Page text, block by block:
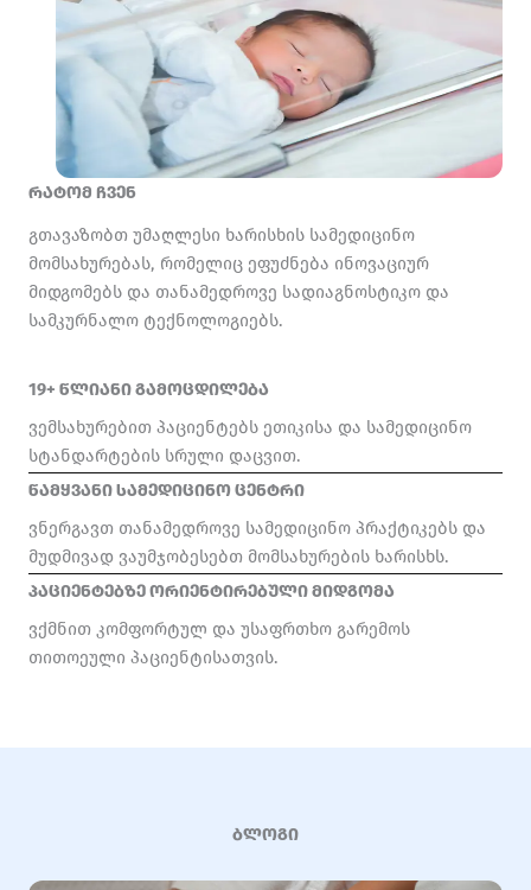
რატომ ჩვენ
გთავაზობთ უმაღლესი ხარისხის სამედიცინო
მომსახურებას, რომელიც ეფუძნება ინოვაციურ
მიდგომებს და თანამედროვე სადიაგნოსტიკო და
სამკურნალო ტექნოლოგიებს.
19+ წლიანი გამოცდილება
ვემსახურებით პაციენტებს ეთიკისა და სამედიცინო
სტანდარტების სრული დაცვით.
წამყვანი სამედიცინო ცენტრი
ვნერგავთ თანამედროვე სამედიცინო პრაქტიკებს და
მუდმივად ვაუმჯობესებთ მომსახურების ხარისხს.
პაციენტებზე ორიენტირებული მიდგომა
ვქმნით კომფორტულ და უსაფრთხო გარემოს
თითოეული პაციენტისათვის.
ბლოგი